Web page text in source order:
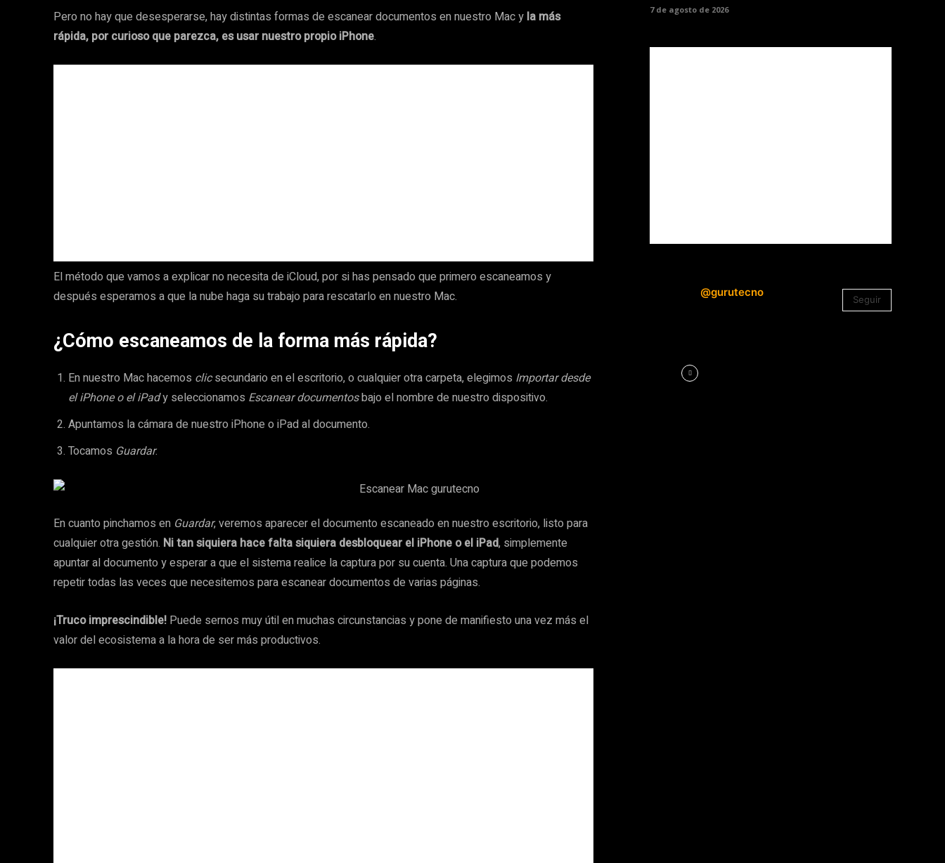
Pero no hay que desesperarse, hay distintas formas de escanear documentos en nuestro Mac y la más
rápida, por curioso que parezca, es usar nuestro propio iPhone.
El método que vamos a explicar no necesita de iCloud, por si has pensado que primero escaneamos y
después esperamos a que la nube haga su trabajo para rescatarlo en nuestro Mac.
¿Cómo escaneamos de la forma más rápida?
En nuestro Mac hacemos clicsecundario en el escritorio, o cualquier otra carpeta, elegimos Importar desde
el iPhone o el iPady seleccionamos Escanear documentosbajo el nombre de nuestro dispositivo.
Apuntamos la cámara de nuestro iPhone o iPad al documento.
Tocamos Guardar.
En cuanto pinchamos en Guardar, veremos aparecer el documento escaneado en nuestro escritorio, listo para
cualquier otra gestión. Ni tan siquiera hace falta siquiera desbloquear el iPhone o el iPad, simplemente
apuntar al documento y esperar a que el sistema realice la captura por su cuenta. Una captura que podemos
repetir todas las veces que necesitemos para escanear documentos de varias páginas.
¡Truco imprescindible! Puede sernos muy útil en muchas circunstancias y pone de manifiesto una vez más el
valor del ecosistema a la hora de ser más productivos.
7 de agosto de 2026
@gurutecno
Seguir